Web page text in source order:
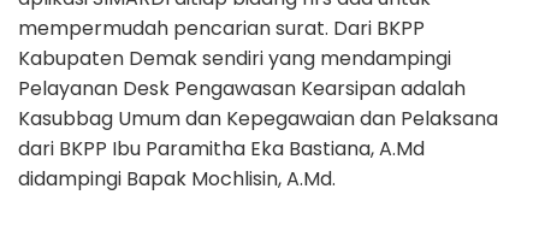
mempermudah pencarian surat. Dari BKPP
Kabupaten Demak sendiri yang mendampingi
Pelayanan Desk Pengawasan Kearsipan adalah
Kasubbag Umum dan Kepegawaian dan Pelaksana
dari BKPP Ibu Paramitha Eka Bastiana, A.Md
didampingi Bapak Mochlisin, A.Md.